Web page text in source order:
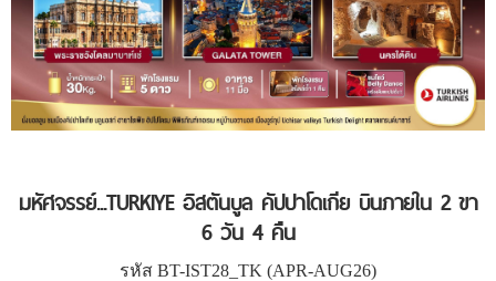
มหัศจรรย์...TURKIYE อิสตันบูล คัปปาโดเกีย บินภายใน 2 ขา
6 วัน 4 คืน
รหัส BT-IST28_TK (APR-AUG26)